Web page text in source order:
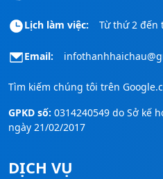
Lịch làm việc: Từ thứ 2 đến
Email:
Tìm kiếm chúng tôi trên
GPKD số: 0314240549 do Sở kế
ngày 21/02/2017
DỊCH VỤ